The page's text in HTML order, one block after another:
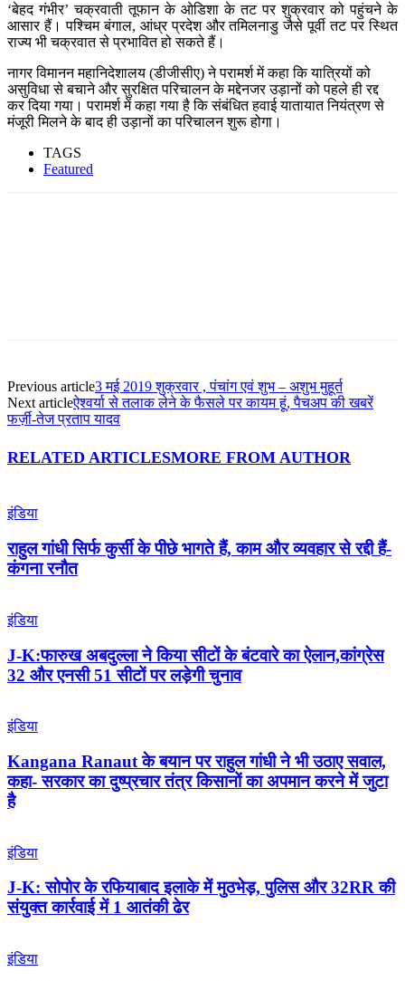
‘बेहद गंभीर’ चक्रवाती तूफान के ओडिशा के तट पर शुक्रवार को पहुंचने के
आसार हैं। पश्चिम बंगाल, आंध्र प्रदेश और तमिलनाडु जैसे पूर्वी तट पर स्थित
राज्य भी चक्रवात से प्रभावित हो सकते हैं।
नागर विमानन महानिदेशालय (डीजीसीए) ने परामर्श में कहा कि यात्रियों को
असुविधा से बचाने और सुरक्षित परिचालन के मद्देनजर उड़ानों को पहले ही रद्द
कर दिया गया। परामर्श में कहा गया है कि संबंधित हवाई यातायात नियंत्रण से
मंजूरी मिलने के बाद ही उड़ानों का परिचालन शुरू होगा।
TAGS
Featured
Previous article3 मई 2019 शुक्रवार , पंचांग एवं शुभ – अशुभ मुहूर्त
Next articleऐश्वर्या से तलाक लेने के फैसले पर कायम हूं, पैचअप की खबरें
फर्ज़ी-तेज प्रताप यादव
RELATED ARTICLESMORE FROM AUTHOR
इंडिया
राहुल गांधी सिर्फ कुर्सी के पीछे भागते हैं, काम और व्यवहार से रद्दी हैं-
कंगना रनौत
इंडिया
J-K:फारुख अबदुल्ला ने किया सीटों के बंटवारे का ऐलान,कांग्रेस
32 और एनसी 51 सीटों पर लड़ेगी चुनाव
इंडिया
Kangana Ranaut के बयान पर राहुल गांधी ने भी उठाए सवाल,
कहा- सरकार का दुष्प्रचार तंत्र किसानों का अपमान करने में जुटा
है
इंडिया
J-K: सोपोर के रफियाबाद इलाके में मुठभेड़, पुलिस और 32RR की
संयुक्त कार्रवाई में 1 आतंकी ढेर
इंडिया